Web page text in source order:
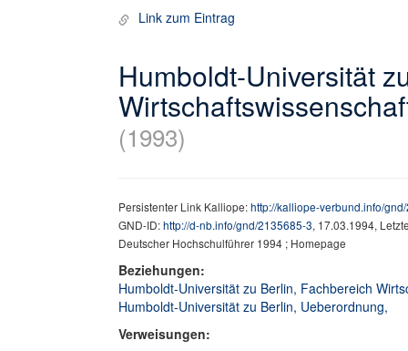
Link zum Eintrag
Humboldt-Universität
(1993)
Persistenter Link Kalliope:http://kalliope-verbund.info/
GND-ID:http://d-nb.info/gnd/2135685-3, 17.03.1994,
Deutscher Hochschulführer 1994 ; Homepage
Beziehungen:
Humboldt-Universität zu Berlin, Fachbereich
Humboldt-Universität zu Berlin, Ueberordnung,
Verweisungen: